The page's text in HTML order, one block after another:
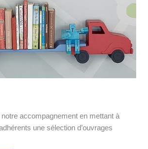
accompagnement en mettant à
une sélection d’ouvrages